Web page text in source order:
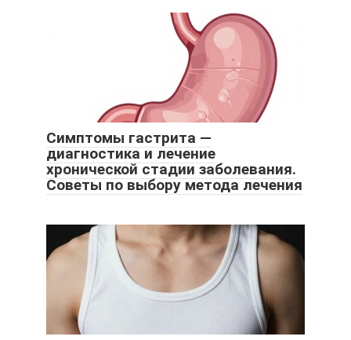
Симптомы гастрита —
диагностика и лечение
хронической стадии заболевания.
Советы по выбору метода лечения